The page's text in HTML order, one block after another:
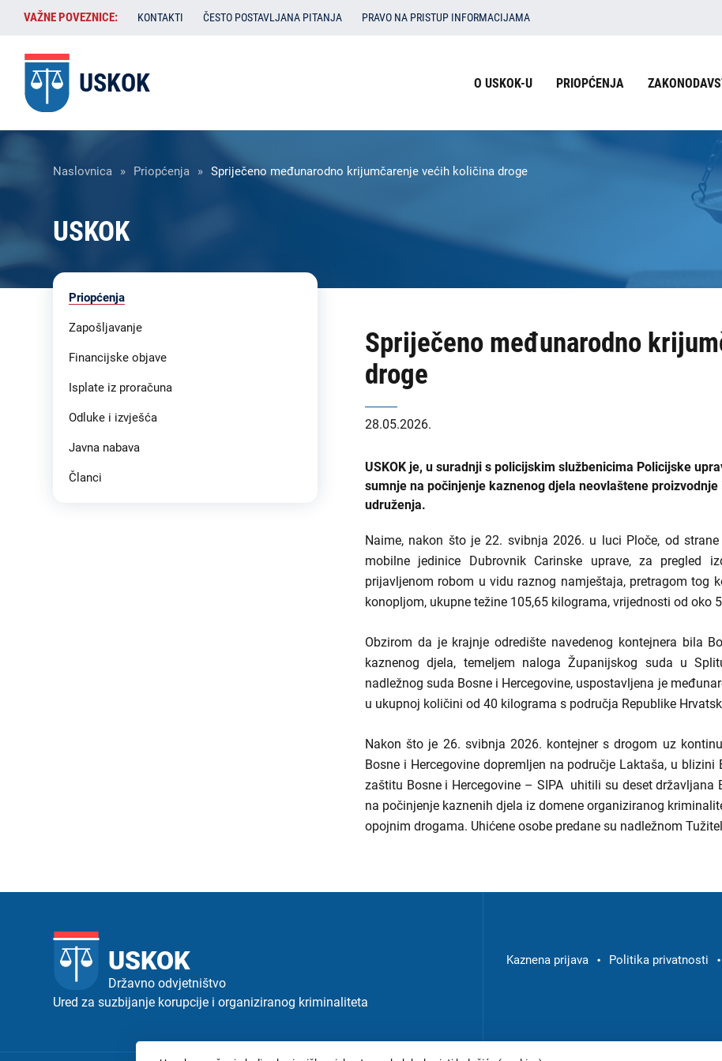
Skoči
sadržaj
VAŽNE
POVEZNICE:
VAŽNE POVEZNICE: KONTAKTI ČESTO POSTAVLJANA PITANJA PRAVO NA PRISTUP INFORMACIJAMA
USKOK
zaglavlju
-
O USKOK-U PRIOPĆENJA
Breadcrumb
Naslovnica Priopćenja Spriječeno međunarodno krijumčarenje većih količina droge
USKOK
Spriječeno međunarodno
droge
28.05.2026.
USKOK je, u suradnji s policijskim službenicima Policijske
sumnje na počinjenje kaznenog djela neovlaštene
udruženja.
Naime, nakon što je 22. svibnja 2026. u luci Ploče, od
mobilne jedinice Dubrovnik Carinske uprave, za pregled
prijavljenom robom u vidu raznog namještaja, pretragom tog
konopljom, ukupne težine 105,65 kilograma, vrijednosti od oko
Obzirom da je krajnje odredište navedenog kontejnera bila
kaznenog djela, temeljem naloga Županijskog suda u
nadležnog suda Bosne i Hercegovine, uspostavljena je
u ukupnoj količini od 40 kilograma s područja Republike
Nakon što je 26. svibnja 2026. kontejner s drogom uz
Bosne i Hercegovine dopremljen na područje Laktaša, u
zaštitu Bosne i Hercegovine – SIPA uhitili su deset državljana
na počinjenje kaznenih djela iz domene organiziranog
opojnim drogama. Uhićene osobe predane su nadležnom
Liste
-
Priopćenja
Zapošljavanje
Financijske objave
Isplate iz proračuna
Odluke i izvješća
Javna nabava
Članci
USKOK
Državno odvjetništvo
Ured za suzbijanje korupcije i organiziranog kriminaliteta
podnožju
Kaznena prijava Politika privatnosti